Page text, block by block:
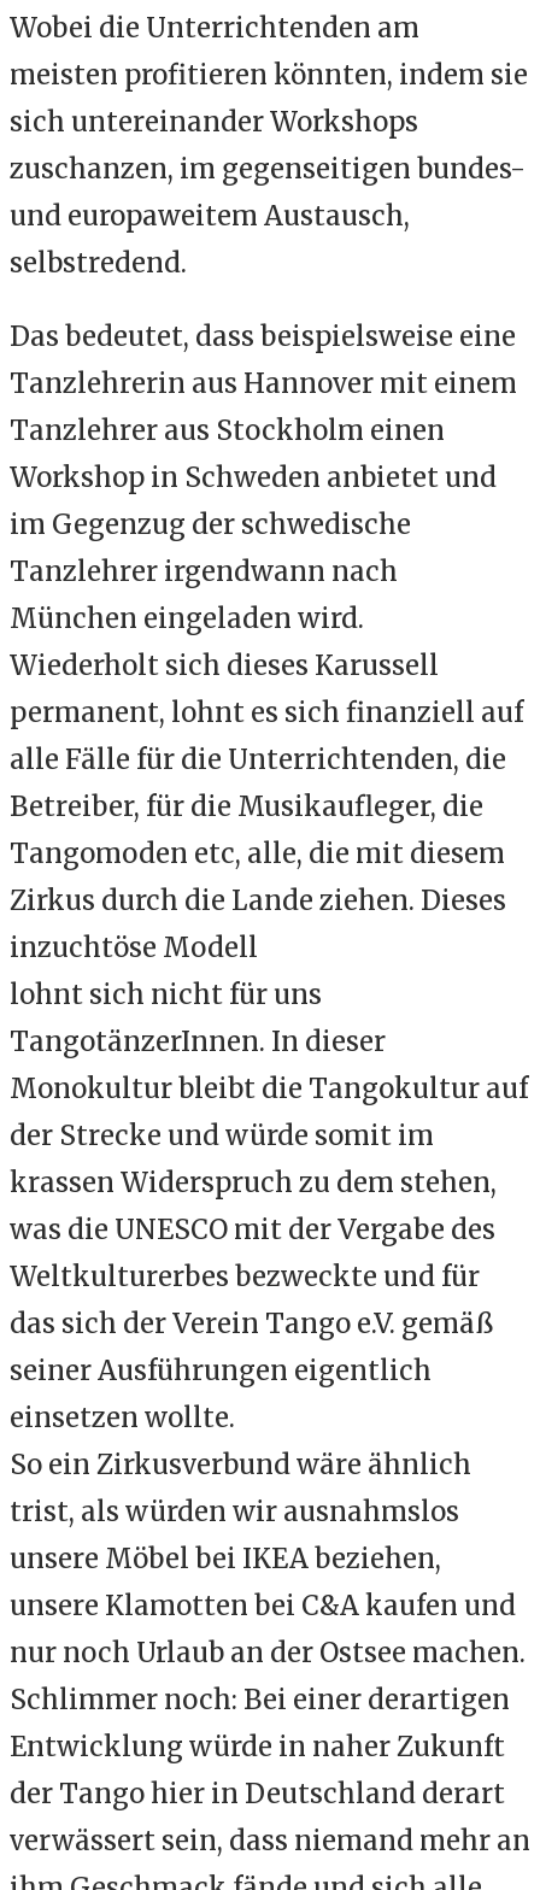
Wobei die Unterrichtenden am
meisten profitieren könnten, indem sie
sich untereinander Workshops
zuschanzen, im gegenseitigen bundes-
und europaweitem Austausch,
selbstredend.
Das bedeutet, dass beispielsweise eine
Tanzlehrerin aus Hannover mit einem
Tanzlehrer aus Stockholm einen
Workshop in Schweden anbietet und
im Gegenzug der schwedische
Tanzlehrer irgendwann nach
München eingeladen wird.
Wiederholt sich dieses Karussell
permanent, lohnt es sich finanziell auf
alle Fälle für die Unterrichtenden, die
Betreiber, für die Musikaufleger, die
Tangomoden etc, alle, die mit diesem
Zirkus durch die Lande ziehen. Dieses
inzuchtöse Modell
lohnt sich nicht für uns
TangotänzerInnen. In dieser
Monokultur bleibt die Tangokultur auf
der Strecke und würde somit im
krassen Widerspruch zu dem stehen,
was die UNESCO mit der Vergabe des
Weltkulturerbes bezweckte und für
das sich der Verein Tango e.V. gemäß
seiner Ausführungen eigentlich
einsetzen wollte.
So ein Zirkusverbund wäre ähnlich
trist, als würden wir ausnahmslos
unsere Möbel bei IKEA beziehen,
unsere Klamotten bei C&A kaufen und
nur noch Urlaub an der Ostsee machen.
Schlimmer noch: Bei einer derartigen
Entwicklung würde in naher Zukunft
der Tango hier in Deutschland derart
verwässert sein, dass niemand mehr an